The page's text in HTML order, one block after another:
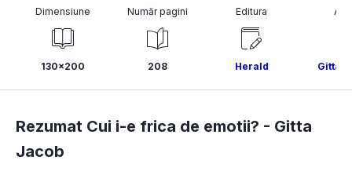
Dimensiune
130x200
Număr pagini
208
Editura
Herald Gitta
Rezumat Cui i-e frica de emotii? - Gitta
Jacob